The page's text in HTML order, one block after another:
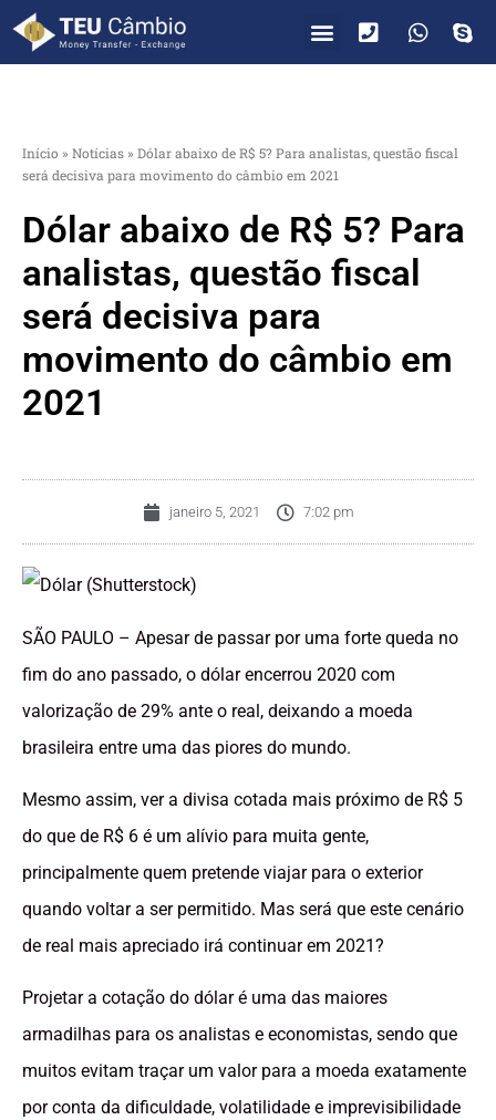
Início » Notícias » Dólar abaixo de R$ 5? Para analistas, questão fiscal
será decisiva para movimento do câmbio em 2021
Dólar abaixo de R$ 5? Para
analistas, questão fiscal
será decisiva para
movimento do câmbio em
2021
janeiro 5, 2021 7:02 pm
SÃO PAULO – Apesar de passar por uma forte queda no
fim do ano passado, o dólar encerrou 2020 com
valorização de 29% ante o real, deixando a moeda
brasileira entre uma das piores do mundo.
Mesmo assim, ver a divisa cotada mais próximo de R$ 5
do que de R$ 6 é um alívio para muita gente,
principalmente quem pretende viajar para o exterior
quando voltar a ser permitido. Mas será que este cenário
de real mais apreciado irá continuar em 2021?
Projetar a cotação do dólar é uma das maiores
armadilhas para os analistas e economistas, sendo que
muitos evitam traçar um valor para a moeda exatamente
por conta da dificuldade, volatilidade e imprevisibilidade